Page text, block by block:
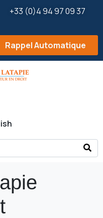
+33 (0)4 94 97 09 37
Rappel Automatique